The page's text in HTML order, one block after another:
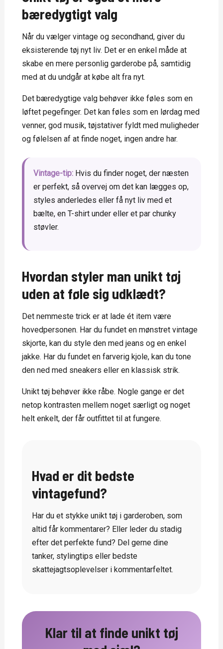
bæredygtigt valg
Når du vælger vintage og secondhand, giver du
eksisterende tøj nyt liv. Det er en enkel måde at
skabe en mere personlig garderobe på, samtidig
med at du undgår at købe alt fra nyt.
Det bæredygtige valg behøver ikke føles som en
løftet pegefinger. Det kan føles som en lørdag med
venner, god musik, tøjstativer fyldt med muligheder
og følelsen af at finde noget, ingen andre har.
Vintage-tip: Hvis du finder noget, der næsten
er perfekt, så overvej om det kan lægges op,
styles anderledes eller få nyt liv med et
bælte, en T-shirt under eller et par chunky
støvler.
Hvordan styler man unikt tøj
uden at føle sig udklædt?
Det nemmeste trick er at lade ét item være
hovedpersonen. Har du fundet en mønstret vintage
skjorte, kan du style den med jeans og en enkel
jakke. Har du fundet en farverig kjole, kan du tone
den ned med sneakers eller en klassisk strik.
Unikt tøj behøver ikke råbe. Nogle gange er det
netop kontrasten mellem noget særligt og noget
helt enkelt, der får outfittet til at fungere.
Hvad er dit bedste
vintagefund?
Har du et stykke unikt tøj i garderoben, som
altid får kommentarer? Eller leder du stadig
efter det perfekte fund? Del gerne dine
tanker, stylingtips eller bedste
skattejagtsoplevelser i kommentarfeltet.
Klar til at finde unikt tøj